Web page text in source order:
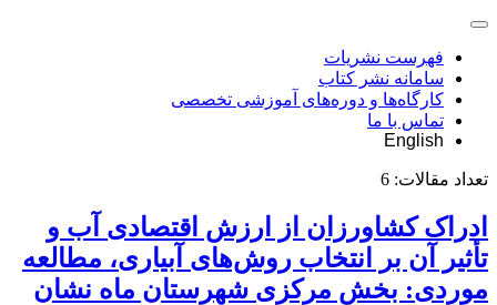
فهرست نشریات
سامانه نشر کتاب
کارگاه‌ها و دوره‌های آموزشی تخصصی
تماس با ما
English
تعداد مقالات: 6
ادراک کشاورزان از ارزش اقتصادی آب و
تأثیر آن بر انتخاب روش‌های آبیاری، مطالعه
موردی: بخش مرکزی شهرستان ماه نشان